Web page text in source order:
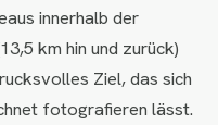
innerhalb der
km hin und zurück)
Ziel, das sich
fotografieren lässt.